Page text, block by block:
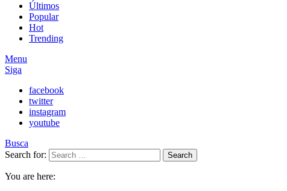
Últimos
Popular
Hot
Trending
Menu
Siga
facebook
twitter
instagram
youtube
Busca
Search for:
Search
You are here: